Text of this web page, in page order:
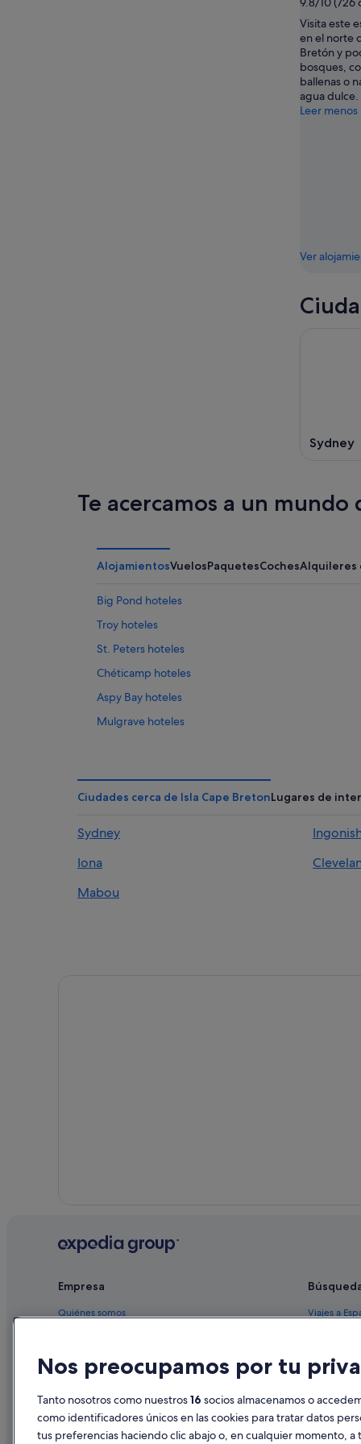
ago
ago
-
23
ago
Visita este
en el norte
Bretón y
bosques,
ballenas o
agua dulce.
Leer menos
Ver
Sydney
Te acercamos a un mundo
AlojamientosVuelosPaquetesCochesAlquileres
Big Pond hoteles
Troy hoteles
St. Peters hoteles
Chéticamp hoteles
Aspy Bay hoteles
Mulgrave hoteles
D'escousse hoteles
Cap Le Moine hoteles
Bay Saint Lawrence hoteles
Ben Eoin hoteles
Ciudades cerca de Isla Cape BretonLugares de
Sydney
Iona
Mabou
Empresa
Quiénes somos
Anuncia tu alojamiento
Prensa
Viajes a
Alquileres
Vuelos
Nos preocupamos por tu
Tanto nosotros como nuestros16 socios almacenamos o
como identificadores únicos en las cookies para tratar datos
tus preferencias haciendo clic abajo o, en cualquier momento,